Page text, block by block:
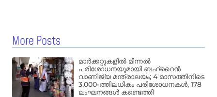
More Posts
മാർക്കറ്റുകളിൽ മിന്നൽ
പരിശോധനയുമായി ബഹ്‌റൈൻ
വാണിജ്യ മന്ത്രാലയം; 4 മാസത്തിനിടെ
3,000-ത്തിലധികം പരിശോധനകൾ, 178
ലംഘനങ്ങൾ കണ്ടെത്തി